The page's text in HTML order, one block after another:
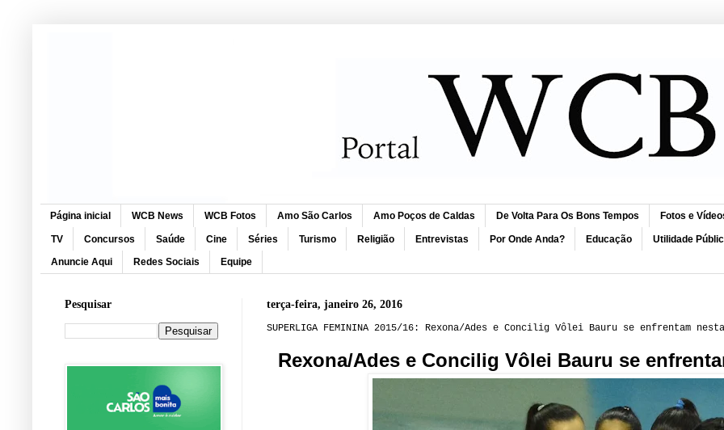
Página inicial WCB News WCB Fotos Amo São Carlos Amo Poços de Caldas De Volta Para Os Bons Tempos Fotos e
TV Concursos Saúde Cine Séries Turismo Religião Entrevistas Por Onde Anda? Educação Utilidade
Anuncie Aqui Redes Sociais Equipe
terça-feira, janeiro 26, 2016
SUPERLIGA FEMININA 2015/16: Rexona/Ades e Concilig Vôlei Bauru se enfrentam
Rexona/Ades e Concilig Vôlei Bauru se
Pesquisar